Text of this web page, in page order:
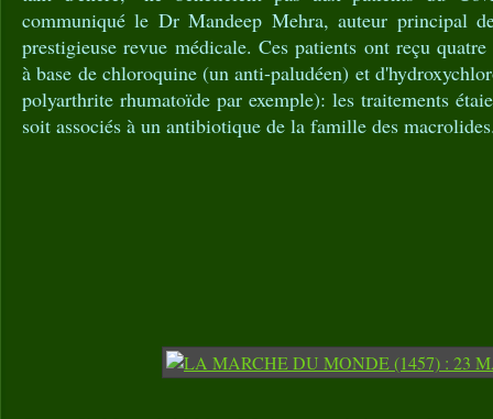
communiqué le Dr Mandeep Mehra, auteur principal
prestigieuse revue médicale. Ces patients ont reçu
à base de chloroquine (un anti-paludéen) et
polyarthrite rhumatoïde par exemple): les traitements
soit associés à un antibiotique de la famille des